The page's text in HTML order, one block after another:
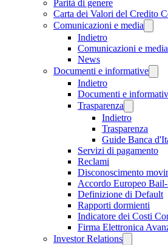
Parità di genere
Carta dei Valori del Credito
Comunicazioni e media
Indietro
Comunicazioni e media
News
Documenti e informative
Indietro
Documenti e
Trasparenza
Indietro
Trasparenza
Guide Banca
Servizi di pagamento
Reclami
Disconoscimento
Accordo Europeo
Definizione di Default
Rapporti dormienti
Indicatore dei Costi
Firma Elettronica
Investor Relations